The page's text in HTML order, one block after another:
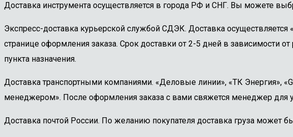
Доставка инструмента осуществляется в города РФ и СНГ. Вы можете
Экспресс-доставка курьерской службой СДЭК. Доставка
странице оформления заказа. Срок доставки от 2-5 дней в зависимости
пункта назначения.
Доставка транспортными компаниями. «Деловые линии», «ТК Энергия»,
менеджером». После оформления заказа с вами свяжется менеджер для
Доставка почтой России. По желанию покупателя доставка груза может